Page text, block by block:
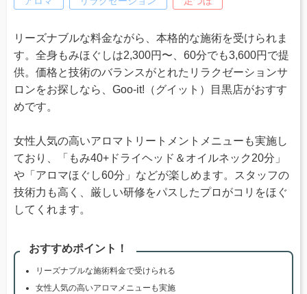
リーズナブルな料金ながら、本格的な施術を受けられま
す。全身もみほぐしは2,300円〜、60分でも3,600円で提
供。価格と技術のバランスがとれたリラクゼーションサ
ロンをお探しなら、Goo-it!（グイット）目黒店がおすす
めです。
女性人気の高いアロマトリートメントメニューも実施し
ており、「もみ40+ドライヘッド＆オイルネック20分」
や「アロマほぐし60分」などが楽しめます。スタッフの
技術力も高く、厳しい研修をパスしたプロがコリをほぐ
してくれます。
おすすめポイント！
リーズナブルな施術料金で受けられる
女性人気の高いアロマメニューも実施